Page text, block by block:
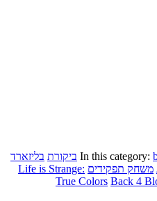
In this category: ביקורת בליזארד
משחק תפקידים Life is Strange:
True Colors Back 4